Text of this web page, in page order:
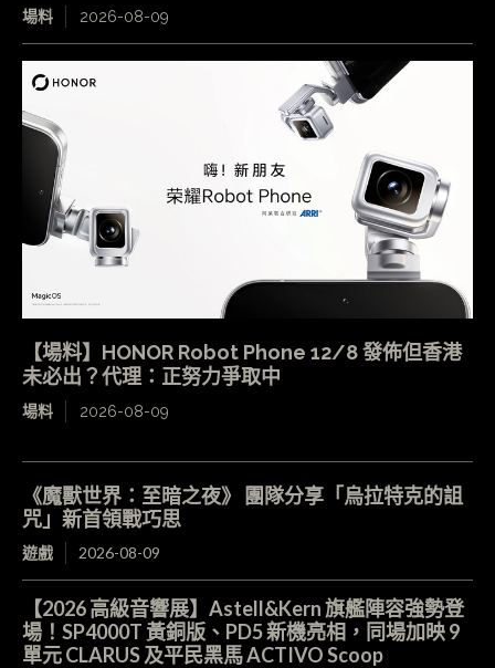
場料 2026-08-09
【場料】HONOR Robot Phone 12/8 發佈但香港
未必出？代理：正努力爭取中
場料 2026-08-09
《魔獸世界：至暗之夜》 團隊分享「烏拉特克的詛
咒」新首領戰巧思
遊戲 2026-08-09
【2026 高級音響展】Astell&Kern 旗艦陣容強勢登
場！SP4000T 黃銅版、PD5 新機亮相，同場加映 9
單元 CLARUS 及平民黑馬 ACTIVO Scoop